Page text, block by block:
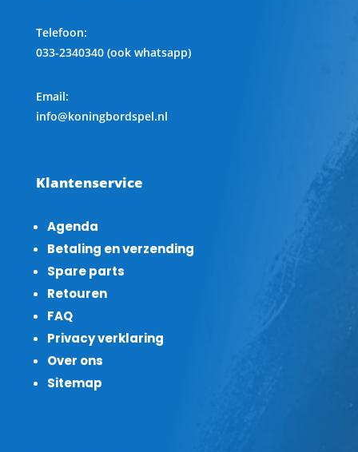
Telefoon:
033-2340340 (ook whatsapp)
Email:
info@koningbordspel.nl
Klantenservice
Agenda
Betaling en verzending
Spare parts
Retouren
FAQ
Privacy verklaring
Over ons
Sitemap